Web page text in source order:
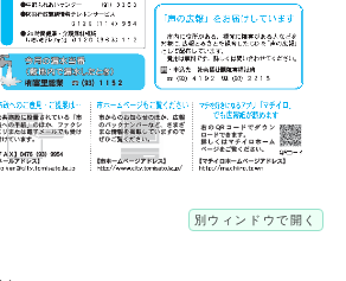
別ウィンドウで開く